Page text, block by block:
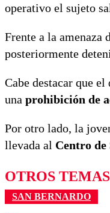
operativo el sujeto
Frente a la
posteriormente
Cabe destacar que
una prohibición de
Por otro lado, la
llevada al Centro
OTROS
SAN BERNARDO